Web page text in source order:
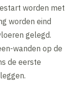
worden met
worden eind
gelegd.
wanden op de
de eerste